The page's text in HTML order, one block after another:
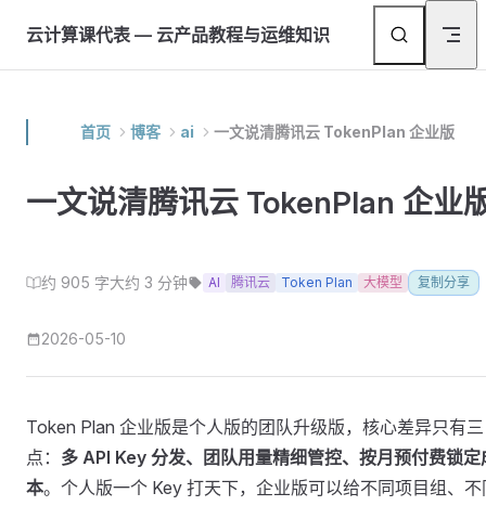
Skip to content
云计算课代表 — 云产品教程与运维知识
首页 博客 ai 一文说清腾讯云 TokenPlan 企业版
一文说清腾讯云 TokenPlan 企业
约 905 字大约 3 分钟 AI 腾讯云 Token Plan 大模型 复制分享
2026-05-10
Token Plan 企业版是个人版的团队升级版，核心差异只有三
点： 多 API Key 分发、团队用量精细管控、按月预付费锁定
本。个人版一个 Key 打天下，企业版可以给不同项目组、不